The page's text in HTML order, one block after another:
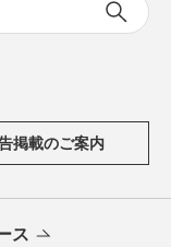
掲載のご案内
ス